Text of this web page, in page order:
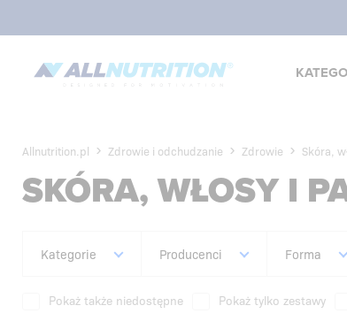
Allnutrition.pl Zdrowie i odchudzanie Zdrowie Skóra,
SKÓRA, WŁOSY I
Kategorie Producenci Forma
Pokaż także niedostępne Pokaż tylko zestawy